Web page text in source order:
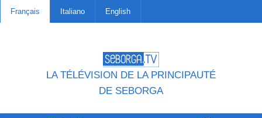
Français Italiano English
LA TÉLÉVISION DE LA PRINCIPAUTÉ
DE SEBORGA